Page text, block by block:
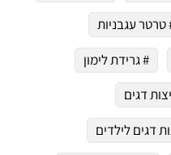
טרטר עגבניות
# גרידת לימון
דגים
דגים לילדים